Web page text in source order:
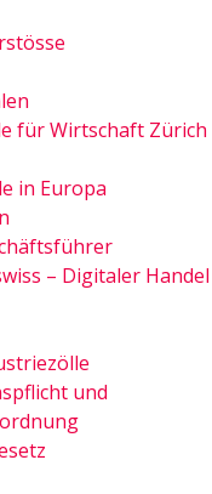
für Wirtschaft Zürich
in Europa
– Digitaler Handel
und